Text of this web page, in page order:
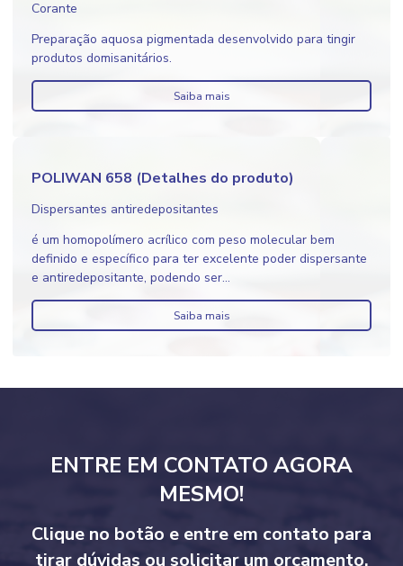
Corante
Preparação aquosa pigmentada desenvolvido para tingir
produtos domisanitários.
Saiba mais
POLIWAN 658 (Detalhes do produto)
Dispersantes antiredepositantes
é um homopolímero acrílico com peso molecular bem
definido e específico para ter excelente poder dispersante
e antiredepositante, podendo ser...
Saiba mais
ENTRE EM CONTATO AGORA
MESMO!
Clique no botão e entre em contato para
tirar dúvidas ou solicitar um orçamento.